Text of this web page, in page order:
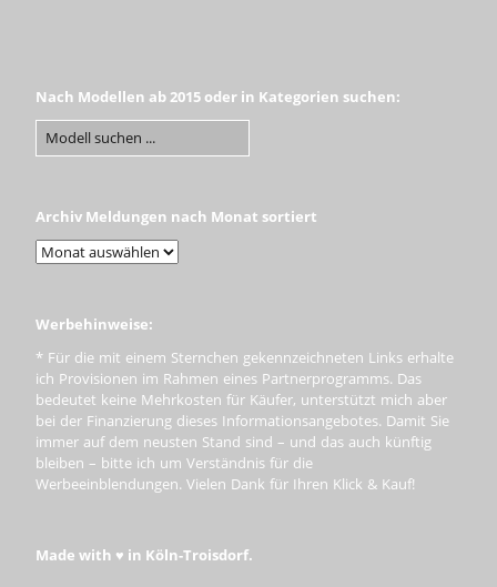
Nach Modellen ab 2015 oder in Kategorien suchen:
Archiv Meldungen nach Monat sortiert
Werbehinweise:
* Für die mit einem Sternchen gekennzeichneten Links erhalte
ich Provisionen im Rahmen eines Partnerprogramms. Das
bedeutet keine Mehrkosten für Käufer, unterstützt mich aber
bei der Finanzierung dieses Informationsangebotes. Damit Sie
immer auf dem neusten Stand sind – und das auch künftig
bleiben – bitte ich um Verständnis für die
Werbeeinblendungen. Vielen Dank für Ihren Klick & Kauf!
Made with ♥ in Köln-Troisdorf.